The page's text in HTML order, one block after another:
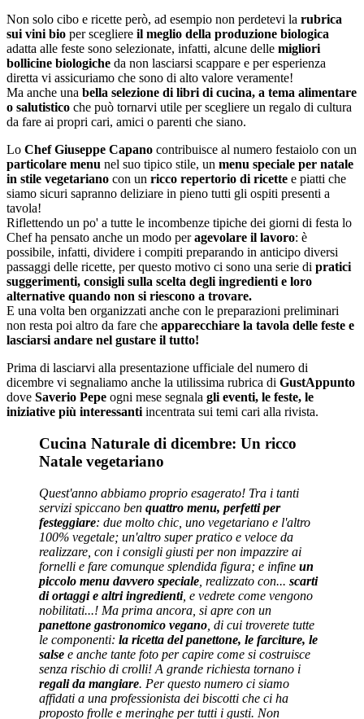
Non solo cibo e ricette però, ad esempio non perdetevi la rubrica
sui vini bio per scegliere il meglio della produzione biologica
adatta alle feste sono selezionate, infatti, alcune delle migliori
bollicine biologiche da non lasciarsi scappare e per esperienza
diretta vi assicuriamo che sono di alto valore veramente!
Ma anche una bella selezione di libri di cucina, a tema alimentare
o salutistico che può tornarvi utile per scegliere un regalo di cultura
da fare ai propri cari, amici o parenti che siano.
Lo Chef Giuseppe Capano contribuisce al numero festaiolo con un
particolare menu nel suo tipico stile, un menu speciale per natale
in stile vegetariano con un ricco repertorio di ricette e piatti che
siamo sicuri sapranno deliziare in pieno tutti gli ospiti presenti a
tavola!
Riflettendo un po' a tutte le incombenze tipiche dei giorni di festa lo
Chef ha pensato anche un modo peragevolare il lavoro: è
possibile, infatti, dividere i compiti preparando in anticipo diversi
passaggi delle ricette, per questo motivo ci sono una serie di pratici
suggerimenti, consigli sulla scelta degli ingredienti e loro
alternative quando non si riescono a trovare.
E una volta ben organizzati anche con le preparazioni preliminari
non resta poi altro da fare che apparecchiare la tavola delle feste e
lasciarsi andare nel gustare il tutto!
Prima di lasciarvi alla presentazione ufficiale del numero di
dicembre vi segnaliamo anche la utilissima rubrica di GustAppunto
dove Saverio Pepe ogni mese segnala gli eventi, le feste, le
iniziative più interessantiincentrata sui temi cari alla rivista.
Cucina Naturale di dicembre: Un ricco
Natale vegetariano
Quest'anno abbiamo proprio esagerato! Tra i tanti
servizi spiccano ben quattro menu, perfetti per
festeggiare: due molto chic, uno vegetariano e l'altro
100% vegetale; un'altro super pratico e veloce da
realizzare, con i consigli giusti per non impazzire ai
fornelli e fare comunque splendida figura; e infine un
piccolo menu davvero speciale , realizzato con... scarti
di ortaggi e altri ingredienti, e vedrete come vengono
nobilitati...! Ma prima ancora, si apre con un
panettone gastronomico vegano , di cui troverete tutte
le componenti: la ricetta del panettone, le farciture, le
salse e anche tante foto per capire come si costruisce
senza rischio di crolli! A grande richiesta tornano i
regali da mangiare. Per questo numero ci siamo
affidati a una professionista dei biscotti che ci ha
proposto frolle e meringhe per tutti i gusti. Non